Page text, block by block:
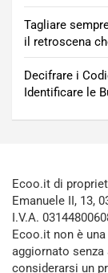
Tagliare
il retroscena
Decifrare i
Identificare le
Ecoo.it di
Emanuele II, 13,
I.V.A.
Ecoo.it non è
aggiornato
considerarsi un